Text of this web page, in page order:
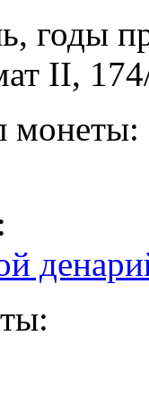
годы
II,
монеты: